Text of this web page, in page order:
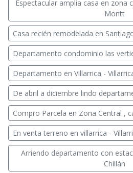
Espectacular amplia casa en zona
Montt
Casa recién remodelada en
Departamento condominio las
Departamento en Villarrica -
De abril a diciembre lindo
Compro Parcela en Zona Central ,
En venta terreno en villarrica -
Arriendo departamento con
Chillán